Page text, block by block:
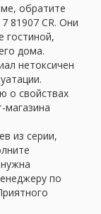
обратите
81907 CR. Они
гостиной,
дома.
нетоксичен
о свойствах
из серии,
по